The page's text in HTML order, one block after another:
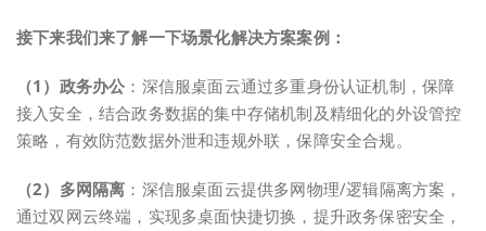
接下来我们来了解一下场景化解决方案案例：
（1）政务办公 ：深信服桌面云通过多重身份认证机制，保障
接入安全，结合政务数据的集中存储机制及精细化的外设管控
策略，有效防范数据外泄和违规外联，保障安全合规。
（2）多网隔离 ：深信服桌面云提供多网物理/逻辑隔离方案，
通过双网云终端，实现多桌面快捷切换，提升政务保密安全，